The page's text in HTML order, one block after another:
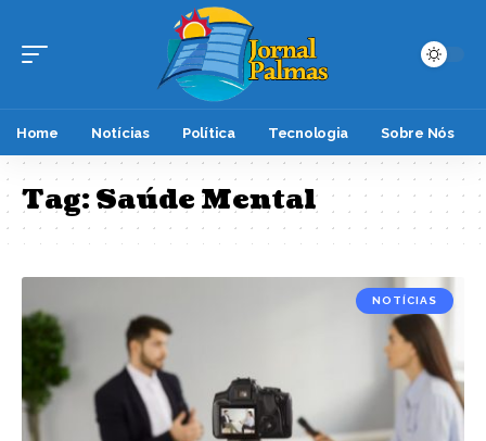
Home Notícias Política Tecnologia Sobre Nós
Tag:Saúde Mental
NOTÍCIAS